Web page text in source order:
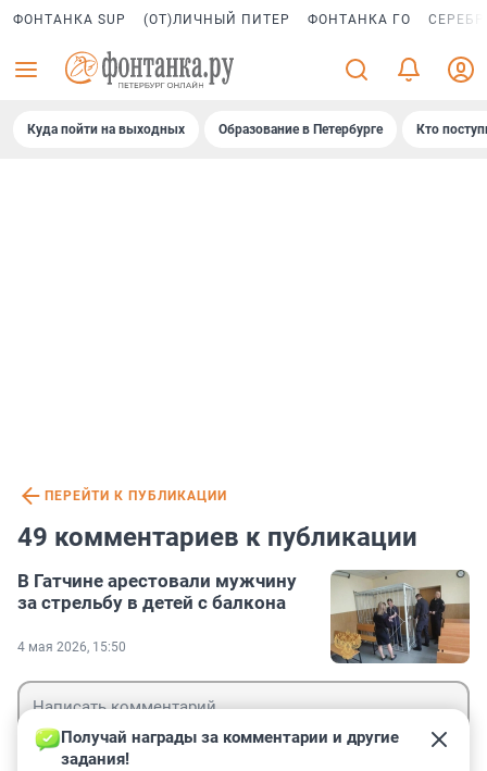
ФОНТАНКА SUP (ОТ)ЛИЧНЫЙ ПИТЕР ФОНТАНКА ГО
Куда пойти на выходных Образование в Петербурге Кто
ПЕРЕЙТИ К ПУБЛИКАЦИИ
49 комментариев к публикации
В Гатчине арестовали мужчину
за стрельбу в детей с балкона
4 мая 2026, 15:50
Получай награды за комментарии и другие
задания!